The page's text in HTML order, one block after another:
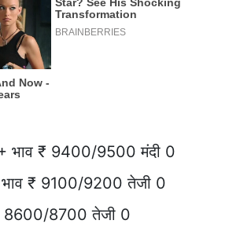
भाव ₹ 9400/9500 मंदी 0
भाव ₹ 9100/9200 तेजी 0
8600/8700 तेजी 0